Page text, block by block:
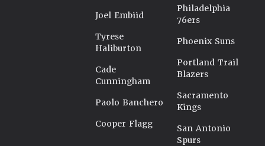
Joel Embiid
Tyrese
Haliburton
Cade
Cunningham
Paolo Banchero
Cooper Flagg
Philadelphia
76ers
Phoenix Suns
Portland Trail
Blazers
Sacramento
Kings
San Antonio
Spurs